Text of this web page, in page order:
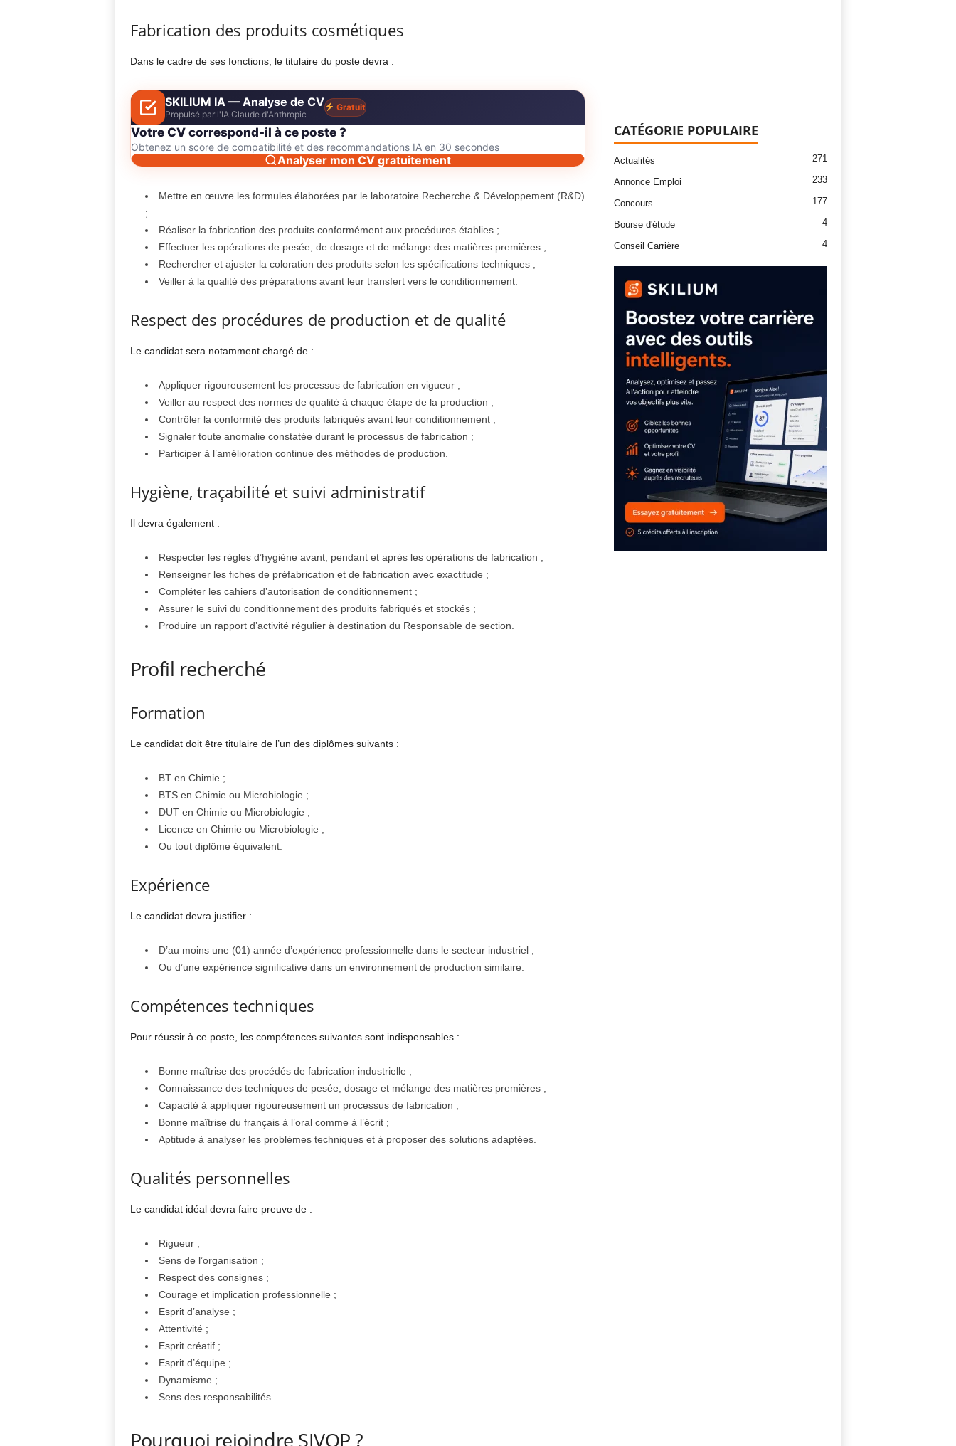
Fabrication des produits cosmétiques
Dans le cadre de ses fonctions, le titulaire du poste devra :
SKILIUM IA — Analyse de CV
Propulsé par l'IA Claude d'Anthropic
Gratuit
Votre CV correspond-il à ce poste ?
Obtenez un score de compatibilité et des recommandations IA en 30 secondes
Analyser mon CV gratuitement
Mettre en œuvre les formules élaborées par le laboratoire Recherche & Développement (R&D)
;
Réaliser la fabrication des produits conformément aux procédures établies ;
Effectuer les opérations de pesée, de dosage et de mélange des matières premières ;
Rechercher et ajuster la coloration des produits selon les spécifications techniques ;
Veiller à la qualité des préparations avant leur transfert vers le conditionnement.
Respect des procédures de production et de qualité
Le candidat sera notamment chargé de :
Appliquer rigoureusement les processus de fabrication en vigueur ;
Veiller au respect des normes de qualité à chaque étape de la production ;
Contrôler la conformité des produits fabriqués avant leur conditionnement ;
Signaler toute anomalie constatée durant le processus de fabrication ;
Participer à l’amélioration continue des méthodes de production.
Hygiène, traçabilité et suivi administratif
Il devra également :
Respecter les règles d’hygiène avant, pendant et après les opérations de fabrication ;
Renseigner les fiches de préfabrication et de fabrication avec exactitude ;
Compléter les cahiers d’autorisation de conditionnement ;
Assurer le suivi du conditionnement des produits fabriqués et stockés ;
Produire un rapport d’activité régulier à destination du Responsable de section.
Profil recherché
Formation
Le candidat doit être titulaire de l’un des diplômes suivants :
BT en Chimie ;
BTS en Chimie ou Microbiologie ;
DUT en Chimie ou Microbiologie ;
Licence en Chimie ou Microbiologie ;
Ou tout diplôme équivalent.
Expérience
Le candidat devra justifier :
D’au moins une (01) année d’expérience professionnelle dans le secteur industriel ;
Ou d’une expérience significative dans un environnement de production similaire.
Compétences techniques
Pour réussir à ce poste, les compétences suivantes sont indispensables :
Bonne maîtrise des procédés de fabrication industrielle ;
Connaissance des techniques de pesée, dosage et mélange des matières premières ;
Capacité à appliquer rigoureusement un processus de fabrication ;
Bonne maîtrise du français à l’oral comme à l’écrit ;
Aptitude à analyser les problèmes techniques et à proposer des solutions adaptées.
Qualités personnelles
Le candidat idéal devra faire preuve de :
Rigueur ;
Sens de l’organisation ;
Respect des consignes ;
Courage et implication professionnelle ;
Esprit d’analyse ;
Attentivité ;
Esprit créatif ;
Esprit d’équipe ;
Dynamisme ;
Sens des responsabilités.
Pourquoi rejoindre SIVOP ?
CATÉGORIE POPULAIRE
Actualités 271
Annonce Emploi 233
Concours 177
Bourse d'étude 4
Conseil Carrière 4